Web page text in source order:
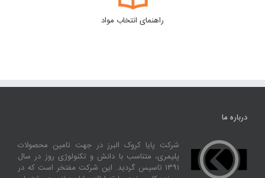
راهنمای انتخاب مواد
درباره ما
شرکت پایا کروک البرز در جهت تامین محصولات
پلیمری، متناسب با دانش و تکنولوژی روز در سال
۱۳۹۱ تاسیس گردید. این شرکت مفتخر است که در